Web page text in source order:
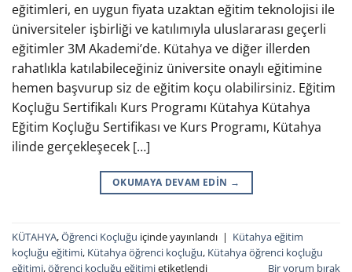
eğitimleri, en uygun fiyata uzaktan eğitim teknolojisi ile
üniversiteler işbirliği ve katılımıyla uluslararası geçerli
eğitimler 3M Akademi’de. Kütahya ve diğer illerden
rahatlıkla katılabileceğiniz üniversite onaylı eğitimine
hemen başvurup siz de eğitim koçu olabilirsiniz. Eğitim
Koçluğu Sertifikalı Kurs Programı Kütahya Kütahya
Eğitim Koçluğu Sertifikası ve Kurs Programı, Kütahya
ilinde gerçekleşecek […]
OKUMAYA DEVAM EDIN →
KÜTAHYA,Öğrenci Koçluğu içinde yayınlandı | Kütahya eğitim
koçluğu eğitimi, Kütahya öğrenci koçluğu, Kütahya öğrenci koçluğu
eğitimi,öğrenci koçluğu eğitimietiketlendi Bir yorum bırak